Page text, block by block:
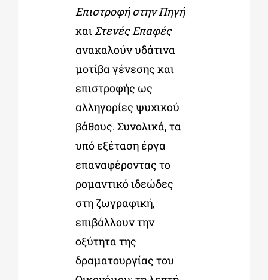
Επιστροφή στην Πηγή
καιΣτενές Επαφές
ανακαλούν υδάτινα
μοτίβα γένεσης και
επιστροφής ως
αλληγορίες ψυχικού
βάθους. Συνολικά, τα
υπό εξέταση έργα
επαναφέροντας το
ρομαντικό ιδεώδες
στη ζωγραφική,
επιβάλλουν την
οξύτητα της
δραματουργίας του